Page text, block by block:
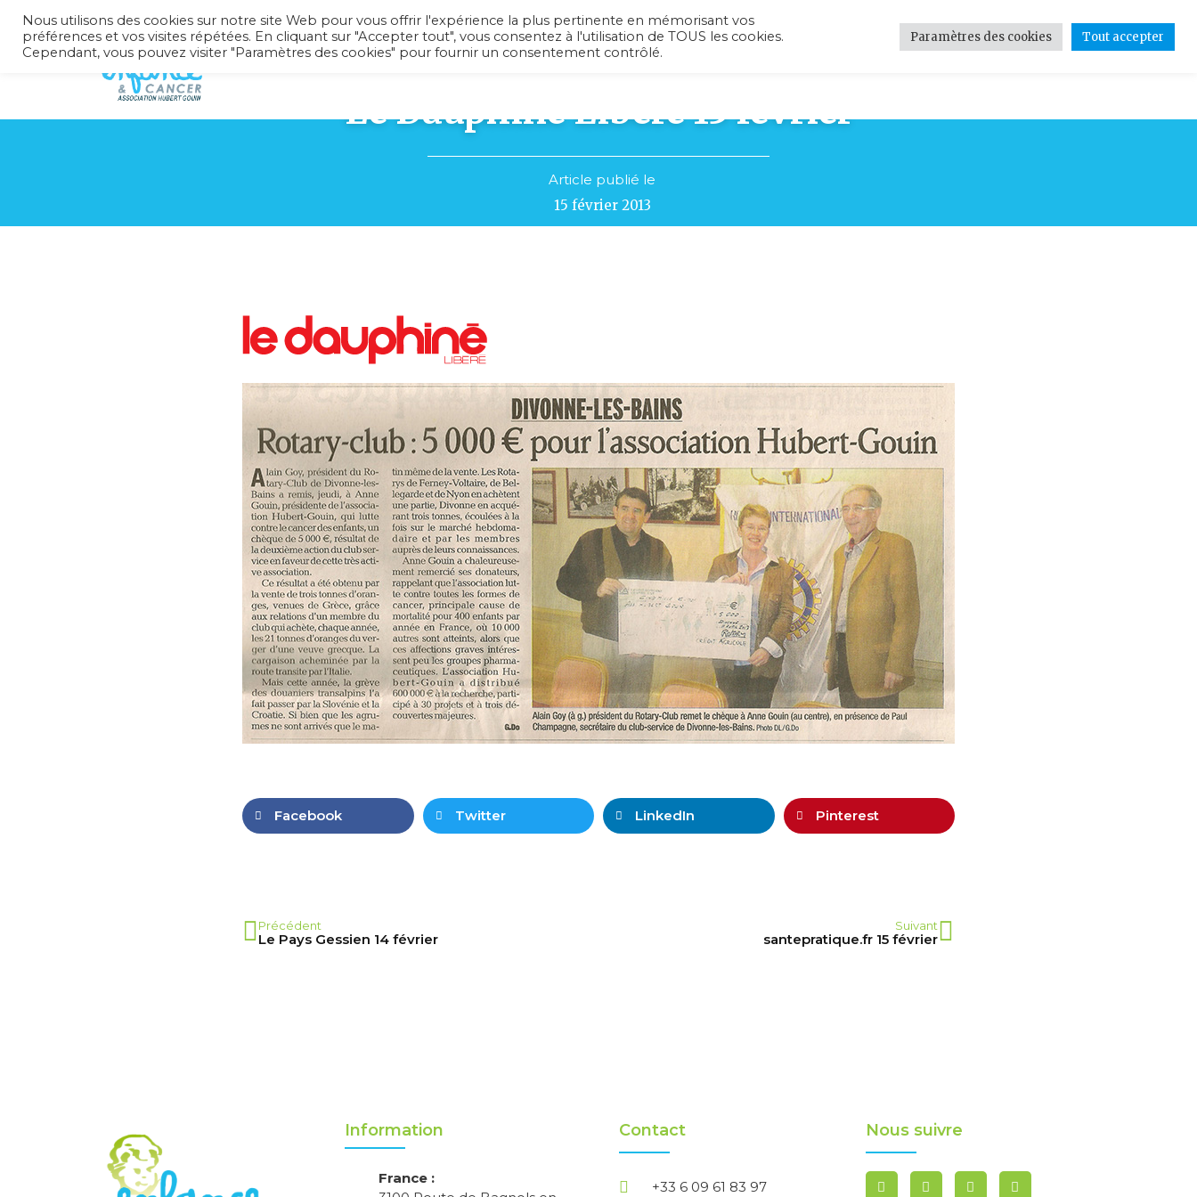
L’association Recherche médicale
Le Dauphiné Libéré 15 février
Article publié le
15 février 2013
Facebook Twitter LinkedIn Pinterest
Précédent
Le Pays Gessien 14 février
Suivant
santepratique.fr 15 février
Information
France :
Contact
+33 6 09 61 83 97
Nous suivre
Nous utilisons des cookies sur notre site Web pour vous offrir l'expérience la plus pertinente en mémorisant vos
préférences et vos visites répétées. En cliquant sur "Accepter tout", vous consentez à l'utilisation de TOUS les cookies.
Cependant, vous pouvez visiter "Paramètres des cookies" pour fournir un consentement contrôlé.
Paramètres des cookies Tout accepter